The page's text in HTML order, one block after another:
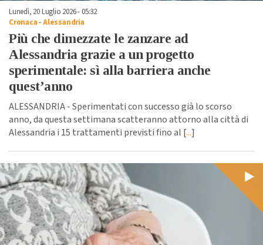
Lunedì, 20 Luglio 2026 - 05:32
Cronaca-Alessandria
Più che dimezzate le zanzare ad
Alessandria grazie a un progetto
sperimentale: sì alla barriera anche
quest’anno
ALESSANDRIA - Sperimentati con successo già lo scorso
anno, da questa settimana scatteranno attorno alla città di
Alessandria i 15 trattamenti previsti fino al [...]